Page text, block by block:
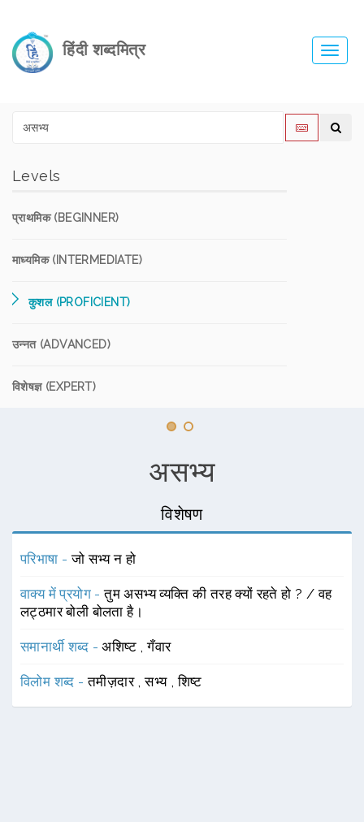
हिंदी शब्दमित्र
Levels
प्राथमिक (BEGINNER)
माध्यमिक (INTERMEDIATE)
कुशल (PROFICIENT)
उन्नत (ADVANCED)
विशेषज्ञ (EXPERT)
असभ्य
विशेषण
परिभाषा -जो सभ्य न हो
वाक्य में प्रयोग -तुम असभ्य व्यक्ति की तरह क्यों रहते हो ? / वह
लट्ठमार बोली बोलता है।
समानार्थी शब्द -अशिष्ट ,गँवार
विलोम शब्द -तमीज़दार ,सभ्य ,शिष्ट